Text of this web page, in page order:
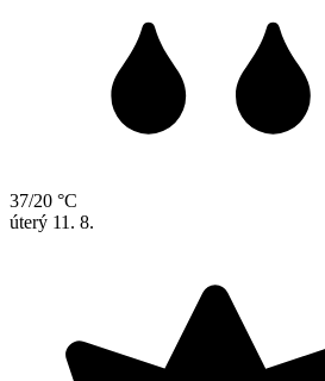
37/20 °C
úterý 11. 8.